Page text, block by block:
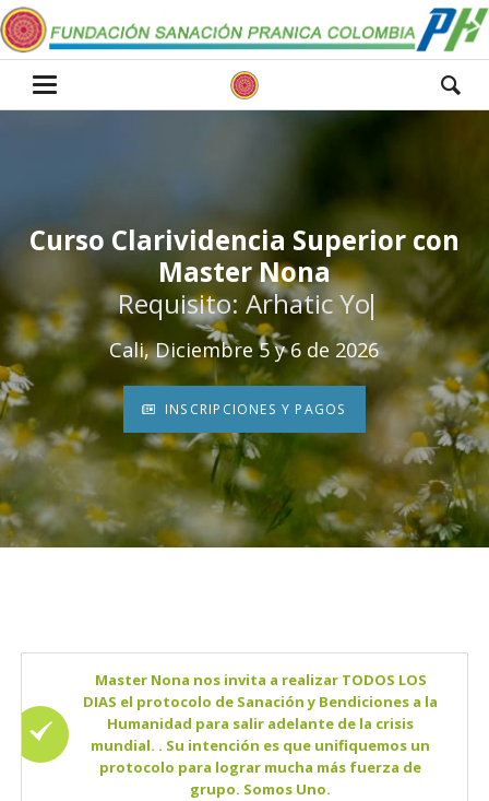
Curso Clarividencia Superior con
Master Nona
Curso Clarividencia Superior con
Master Nona
Requisito: Arhatic Yoga Nive
Requisito: Arhatic Yoga Nivel 2
Cali, Diciembre 5 y 6 de 2026
INSCRIPCIONES Y PAGOS
Master Nona nos invita a realizar TODOS LOS
DIAS el protocolo de Sanación y Bendiciones a la
Humanidad para salir adelante de la crisis
mundial. . Su intención es que unifiquemos un
protocolo para lograr mucha más fuerza de
grupo. Somos Uno.